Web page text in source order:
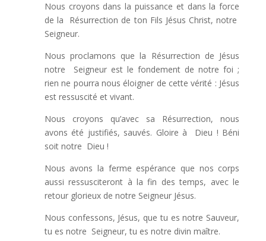
Nous croyons dans la puissance et dans la force
de la Résurrection de ton Fils Jésus Christ, notre
Seigneur.
Nous proclamons que la Résurrection de Jésus
notre Seigneur est le fondement de notre foi ;
rien ne pourra nous éloigner de cette vérité : Jésus
est ressuscité et vivant.
Nous croyons qu’avec sa Résurrection, nous
avons été justifiés, sauvés. Gloire à Dieu ! Béni
soit notre Dieu !
Nous avons la ferme espérance que nos corps
aussi ressusciteront à la fin des temps, avec le
retour glorieux de notre Seigneur Jésus.
Nous confessons, Jésus, que tu es notre Sauveur,
tu es notre Seigneur, tu es notre divin maître.